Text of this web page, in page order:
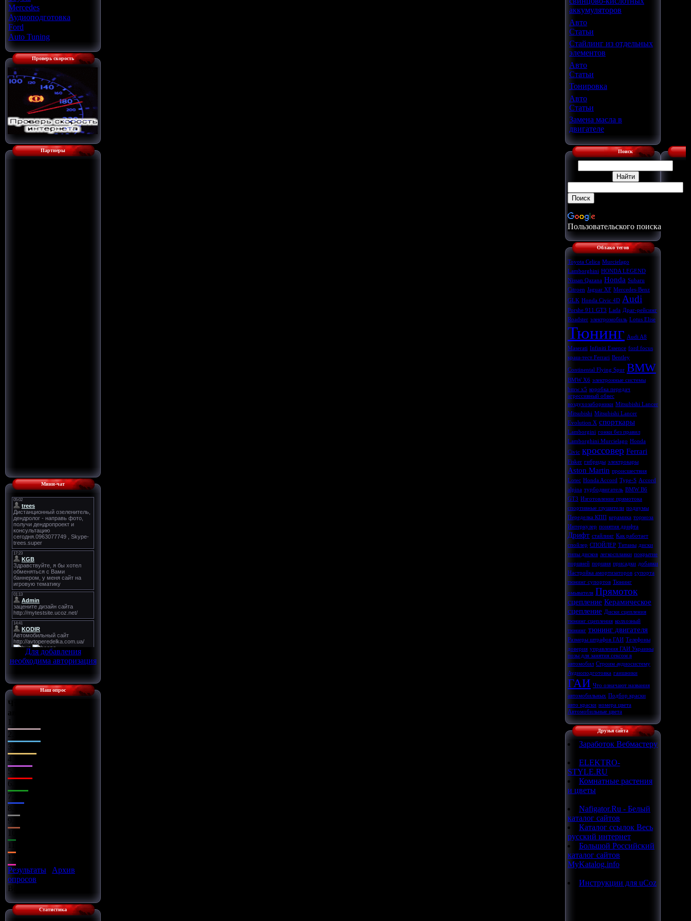
Mercedes
Аудиоподготовка
Ford
Auto Tuning
Проверь скорость
Партнеры
Мини-чат
Для добавления
необходима авторизация
Наш опрос
Что Вы сделаете с
автомобилем?
2.
3.
4.
5.
6.
7.
8.
9.
Результаты
Архив
опросов
Всего ответов:
Статистика
аккумуляторов
Авто
Статьи
Стайлинг из отдельных
элементов
Авто
Статьи
Тонировка
Авто
Статьи
Замена масла в
двигателе
Поиск
Пользовательского поиска
Облако тегов
Toyota Celica Murcielago
Lamborghini HONDA LEGEND
Nissan Qazana Honda Subaru
Citroen Jaguar XF Mercedes-Benz
GLK Honda Civic 4D Audi
Porshe 911 GT3 Lada Драг-рейсинг
Roadster электромобиль Lotus Elise
Тюнинг Audi A8
Maserati Infiniti Essence ford focus
краш-тест Ferrari Bentley
Continental Flying Spur BMW
BMW X6 электронные системы
bmw x5 коробка передач
агрессивный обвес
воздухозаборники Mitsubishi Lancer
Mitsubishi Mitsubishi Lancer
Evolution X спорткары
Lamborgini гонки без правил
Lamborghini Murcielago Honda
Civic кроссовер Ferrari
Fisker гибриды электрокары
Aston Martin происшествия
Lotec Honda Accord Type-S Accord
alpina турбодвигатель BMW B6
GT3 Изготовление прямотока
спортивные глушители подиумы
Переделка КПП керамика тормоза
Интеркулер понятия дрифта
Дрифт стайлинг Как работает
спойлер СПОЙЛЕР Титаны диски
типы дисков легкосплавки покрытие
поршней поршня присадки добавки
Настройка амортизаторов супорта
тюнинг супортов Тюнинг
омывателя Прямоток
сцепление Керамическое
сцепление Диски сцепления
тюнинг сцепления колхозный
тюнинг тюнинг двигателя
Размеры штрафов ГАИ Телефоны
доверия управления ГАИ Украины
позы для занятия сексом в
автомобил Строим аудиосистему
Аудиоподготовка гаишники
ГАИ Что означают названия
автомобильных Подбор краски
авто краски номера цвета
Автомобильные цвета
Друзья сайта
Заработок Вебмастеру
ELEKTRO-
STYLE.RU
Комнатные растения
и цветы
Nafigator.Ru - Белый
каталог сайтов
Каталог ссылок Весь
русский интернет
Большой Российский
каталог сайтов
MyKatalog.info
Инструкции для uCoz